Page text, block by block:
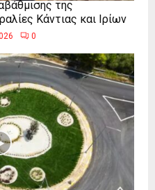
της
Κάντιας και Ιρίων
0